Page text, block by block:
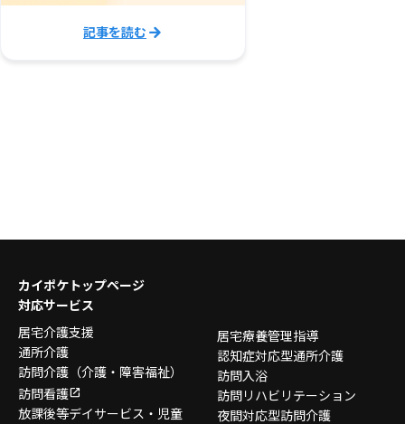
記事を読む
カイポケトップページ
対応サービス
居宅介護支援
通所介護
訪問介護 （介護・障害福祉）
訪問看護
放課後等デイサービス・ 児童
居宅療養管理指導
認知症対応型通所介護
訪問入浴
訪問リハビリテーション
夜間対応型訪問介護